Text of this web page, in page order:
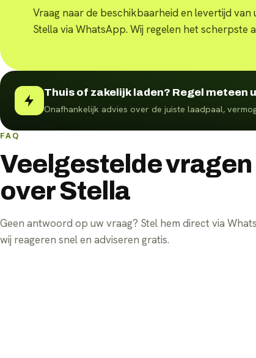
Vraag naar de beschikbaarheid en levertijd van
Stella via WhatsApp. Wij regelen het scherpste
Thuis of zakelijk laden? Regel meteen
Onafhankelijk advies over de juiste laadpaal,
FAQ
Veelgestelde vragen
over Stella
Geen antwoord op uw vraag? Stel hem direct via
wij reageren snel en adviseren gratis.